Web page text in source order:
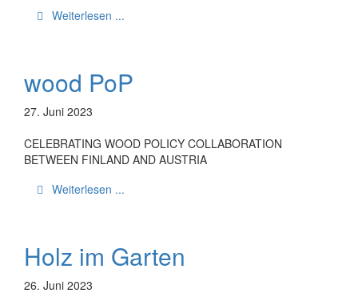
Weiterlesen ...
wood PoP
27. Juni 2023
CELEBRATING WOOD POLICY COLLABORATION
BETWEEN FINLAND AND AUSTRIA
Weiterlesen ...
Holz im Garten
26. Juni 2023